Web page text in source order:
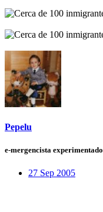
Pepelu
e-mergencista experimentado
27 Sep 2005